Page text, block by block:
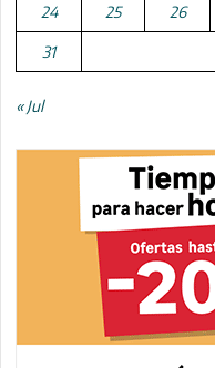
24 25 26
31
« Jul